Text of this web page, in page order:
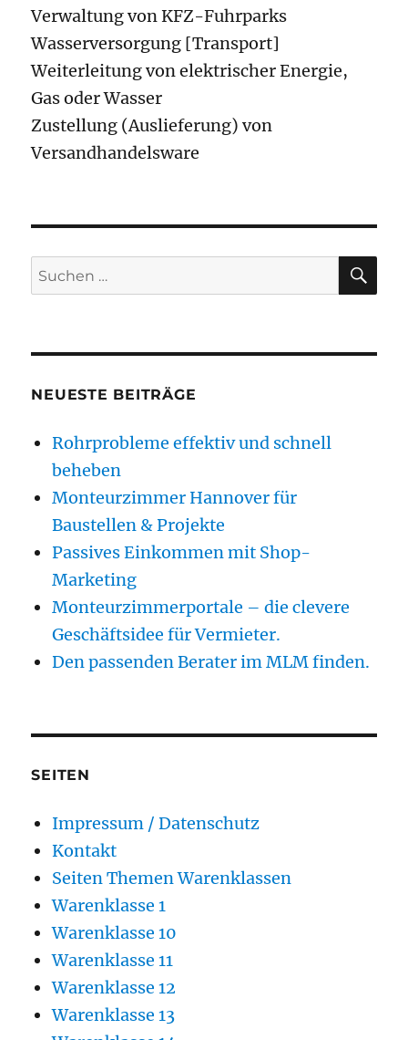
Verwaltung von KFZ-Fuhrparks
Wasserversorgung [Transport]
Weiterleitung von elektrischer Energie,
Gas oder Wasser
Zustellung (Auslieferung) von
Versandhandelsware
Suchen
nach:
NEUESTE BEITRÄGE
Rohrprobleme effektiv und schnell
beheben
Monteurzimmer Hannover für
Baustellen & Projekte
Passives Einkommen mit Shop-
Marketing
Monteurzimmerportale – die clevere
Geschäftsidee für Vermieter.
Den passenden Berater im MLM finden.
SEITEN
Impressum / Datenschutz
Kontakt
Seiten Themen Warenklassen
Warenklasse 1
Warenklasse 10
Warenklasse 11
Warenklasse 12
Warenklasse 13